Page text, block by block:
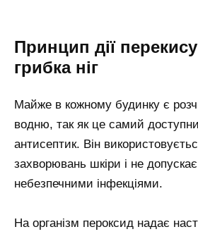
Принцип дії
грибка ніг
Майже в кожному будинку є
водню, так як це самий
антисептик. Він
захворювань шкіри і не
небезпечними інфекціями.
На організм пероксид надає